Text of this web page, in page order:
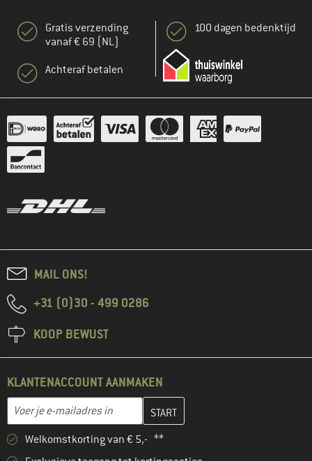
Gratis verzending
vanaf € 69 (NL)
Achteraf betalen
100 dagen bedenktijd
MAIL ONS!
+31 (0)30 - 499 0286
KOOP BEWUST
KLANTENACCOUNT AANMAKEN
E-mailadres
Vul je e-mailadres hier in en maak in de volgende stap je
Welkomstkorting van € 5,- **